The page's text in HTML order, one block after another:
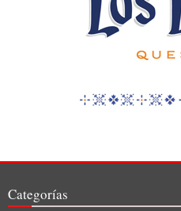
Categorías